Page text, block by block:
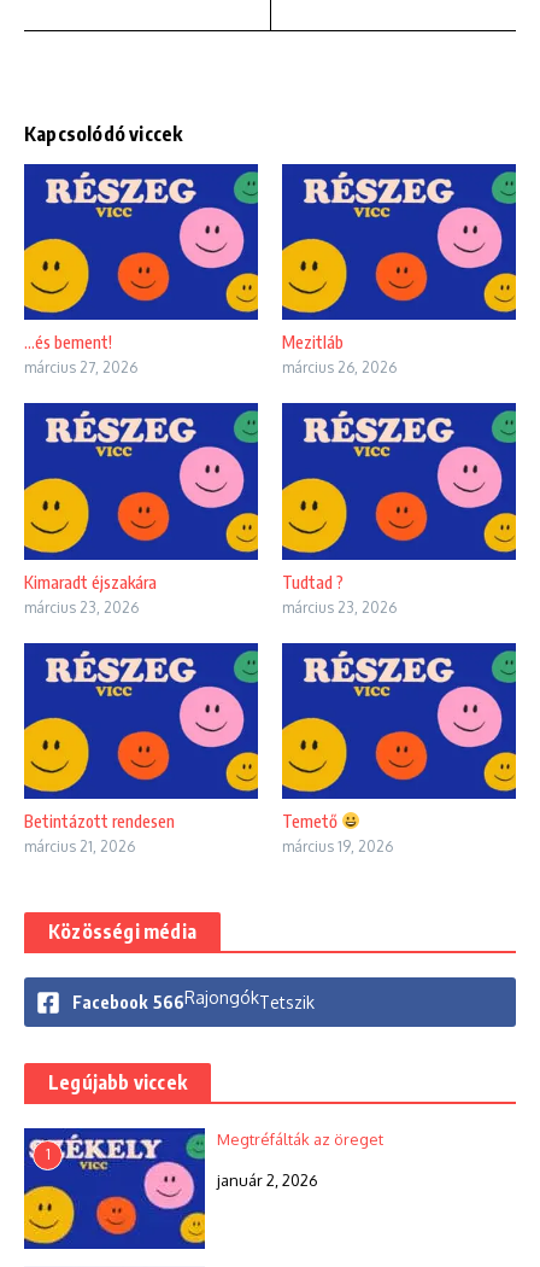
Kapcsolódó viccek
…és bement!
március 27, 2026
Mezitláb
március 26, 2026
Kimaradt éjszakára
március 23, 2026
Tudtad ?
március 23, 2026
Betintázott rendesen
március 21, 2026
Temető
március 19, 2026
Közösségi média
Facebook 566RajongókTetszik
Legújabb viccek
1
Megtréfálták az öreget
január 2, 2026